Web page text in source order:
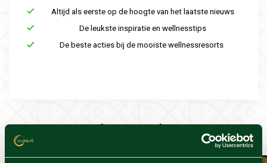
Altijd als eerste op de hoogte van het laatste nieuws
De leukste inspiratie en wellnesstips
De beste acties bij de mooiste wellnessresorts
Trending producten